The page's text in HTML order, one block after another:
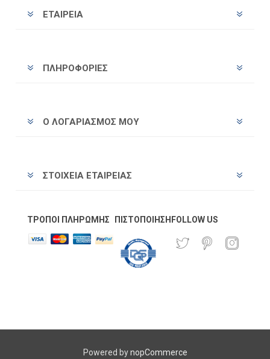
ΕΤΑΙΡΕΊΑ
ΠΛΗΡΟΦΟΡΊΕΣ
Ο ΛΟΓΑΡΙΑΣΜΌΣ ΜΟΥ
ΣΤΟΙΧΕΊΑ ΕΤΑΙΡΕΊΑΣ
ΤΡΌΠΟΙ ΠΛΗΡΩΜΉΣ ΠΙΣΤΟΠΟΊΗΣΗ FOLLOW US
Powered bynopCommerce